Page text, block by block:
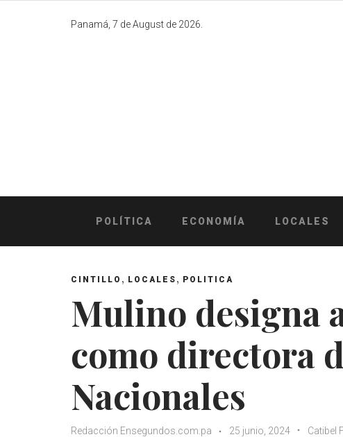
Panamá, 7 de August de 2026.
POLÍTICA ECONOMÍA LOCALES
CINTILLO , LOCALES , POLITICA
Mulino designa
como directora
Nacionales
Redacción Ensegundos.com.pa 25 junio, 2024 Catibel